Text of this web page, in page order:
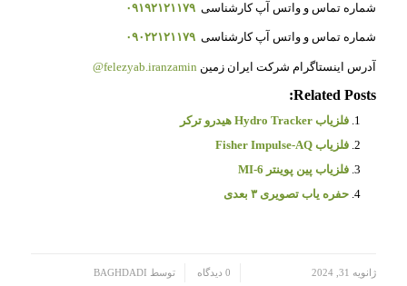
شماره تماس و واتس آپ کارشناسی ۰۹۱۹۲۱۲۱۱۷۹
شماره تماس و واتس آپ کارشناسی ۰۹۰۲۲۱۲۱۱۷۹
آدرس اینستاگرام شرکت ایران زمین felezyab.iranzamin@
Related Posts:
فلزیاب Hydro Tracker هیدرو ترکر
فلزیاب Fisher Impulse-AQ
فلزیاب پین‌ پوینتر MI-6
حفره یاب تصویری ۳ بعدی
ژانویه 31, 2024 0 دیدگاه توسط BAGHDADI